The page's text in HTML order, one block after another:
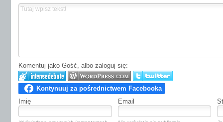
Komentuj jako Gość, albo zaloguj się:
Imię Email